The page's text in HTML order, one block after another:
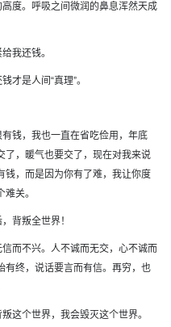
度。呼吸之间微润的鼻息浑然天成
我还钱。
才是人间“真理”。
钱，我也一直在省吃俭用，年底
了，暖气也要交了，现在对我来说
钱，而是因为你有了难，我让你度
关。
背叛全世界！
而不兴。人不诚而无交，心不诚而
有终，说话要言而有信。再穷，也
这个世界，我会毁灭这个世界。